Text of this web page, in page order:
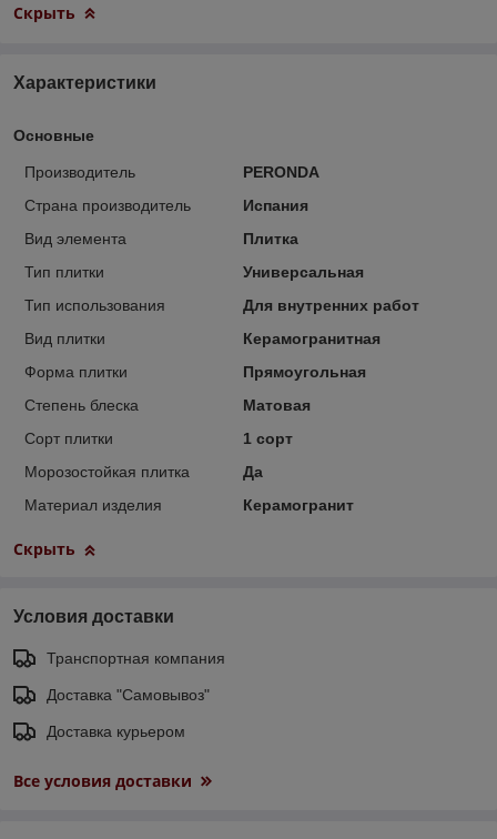
Скрыть
Характеристики
Основные
Производитель
PERONDA
Страна производитель
Испания
Вид элемента
Плитка
Тип плитки
Универсальная
Тип использования
Для внутренних работ
Вид плитки
Керамогранитная
Форма плитки
Прямоугольная
Степень блеска
Матовая
Сорт плитки
1 сорт
Морозостойкая плитка
Да
Материал изделия
Керамогранит
Скрыть
Условия доставки
Транспортная компания
Доставка "Самовывоз"
Доставка курьером
Все условия доставки